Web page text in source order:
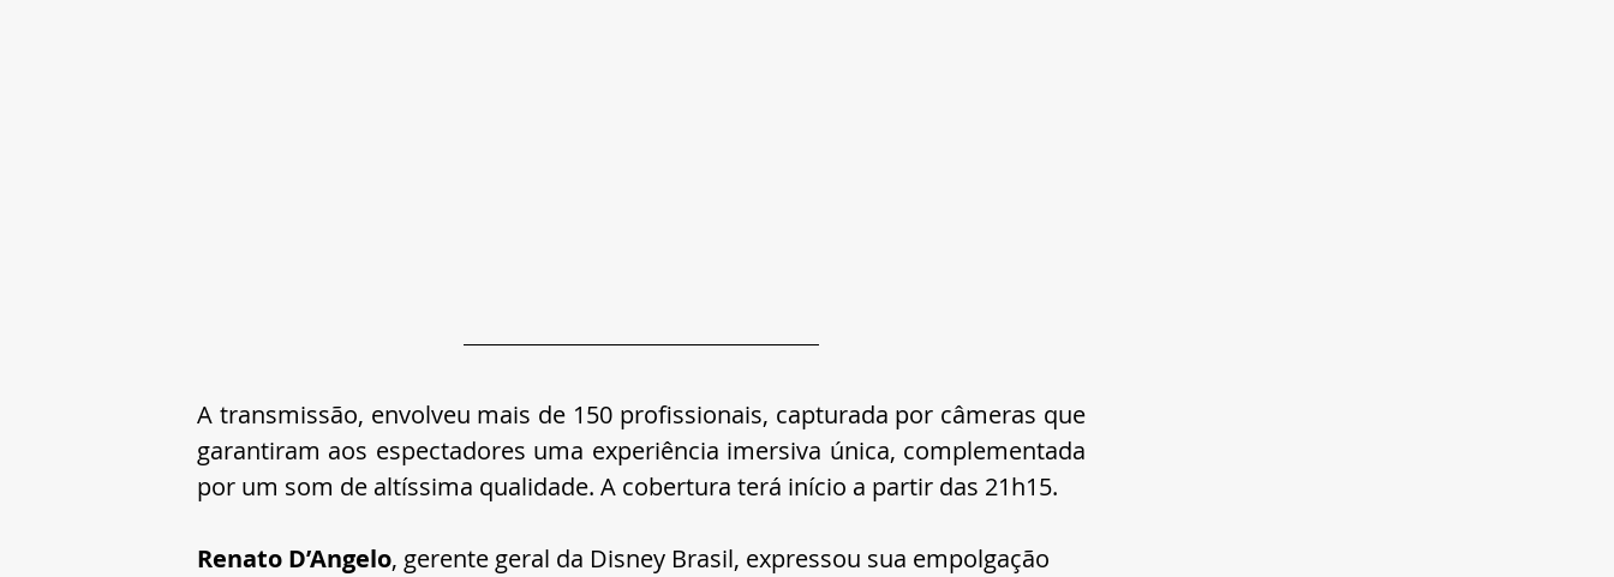
A transmissão, envolveu mais de 150 profissionais, capturada por câmeras que
garantiram aos espectadores uma experiência imersiva única, complementada
por um som de altíssima qualidade. A cobertura terá início a partir das 21h15.
Renato D’Angelo, gerente geral da Disney Brasil, expressou sua empolgação